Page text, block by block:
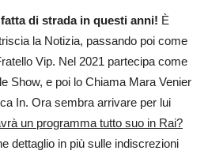
di strada in questi anni! È
la Notizia, passando poi come
Vip. Nel 2021 partecipa come
Show, e poi lo Chiama Mara Venier
In. Ora sembra arrivare per lui
un programma tutto suo in Rai?
dettaglio in più sulle indiscrezioni